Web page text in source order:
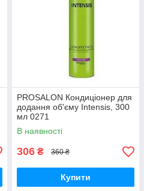
PROSALON Кондиціонер для
додання об'єму Intensis, 300
мл 0271
В наявності
306 ₴ 360 ₴
Купити